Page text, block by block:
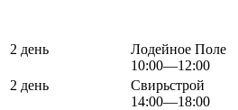
2 день
Лодейное Поле
10:00—12:00
2 день
Свирьстрой
14:00—18:00